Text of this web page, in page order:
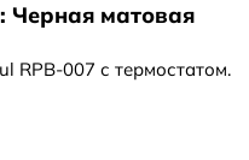
Черная матовая
RPB-007 с термостатом.